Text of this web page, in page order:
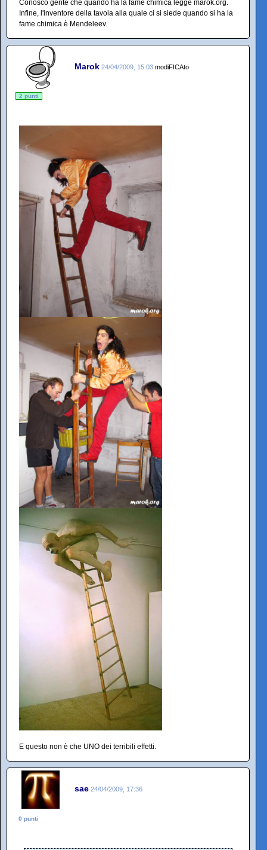
Conosco gente che quando ha la fame chimica legge marok.org.
Infine, l'inventore della tavola alla quale ci si siede quando si ha la
fame chimica è Mendeleev.
Marok 24/04/2009, 15:03 modiFICAto
2 punti
E questo non è che UNO dei terribili effetti.
sae 24/04/2009, 17:36
0 punti